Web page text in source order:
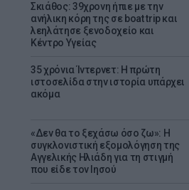
Σκιάθος: 39χρονη ήπιε με την
ανήλικη κόρη της σε boat trip και
λεηλάτησε ξενοδοχείο και
Κέντρο Υγείας
35 χρόνια Ίντερνετ: Η πρώτη
ιστοσελίδα στην ιστορία υπάρχει
ακόμα
«Δεν θα το ξεχάσω όσο ζω»: Η
συγκλονιστική εξομολόγηση της
Αγγελικής Ηλιάδη για τη στιγμή
που είδε τον Ιησού